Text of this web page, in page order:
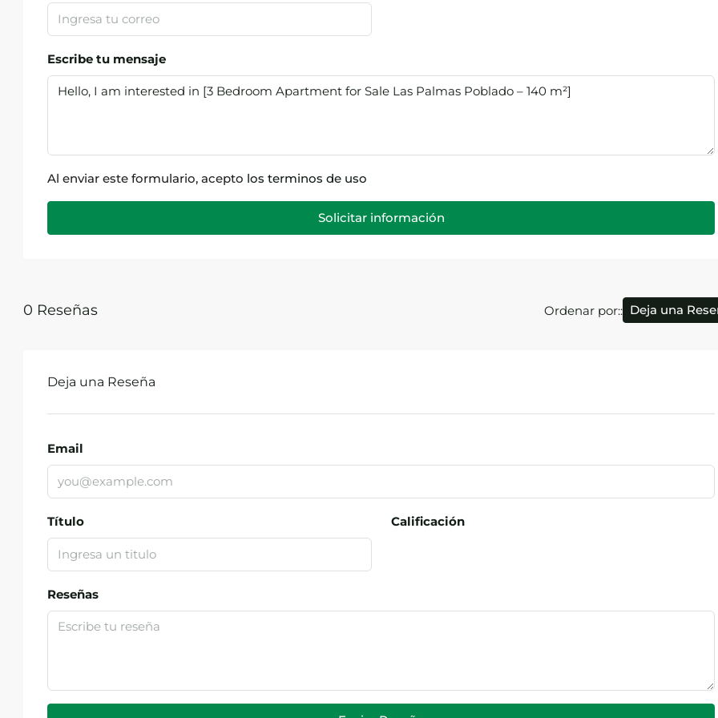
Escribe tu mensaje
Al enviar este formulario, acepto los terminos de uso
Solicitar información
0 Reseñas Ordenar por:: Deja una
Deja una Reseña
Email
Título Calificación
Reseñas